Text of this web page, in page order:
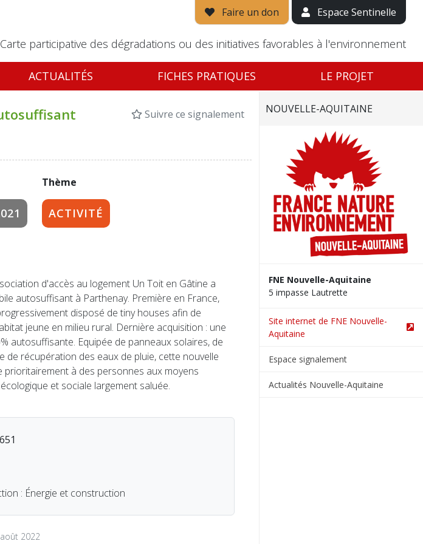
Faire un don Espace Sentinelle
Carte participative des dégradations ou des initiatives favorables à l'environnement
ACTUALITÉS FICHES PRATIQUES LE PROJET
Suivre ce signalement
Thème
ACTIVITÉ
d'accès au logement Un Toit en Gâtine a
autosuffisant à Parthenay. Première en France,
disposé de tiny houses afin de
jeune en milieu rural. Dernière acquisition : une
autosuffisante. Equipée de panneaux solaires, de
de récupération des eaux de pluie, cette nouvelle
prioritairement à des personnes aux moyens
et sociale largement saluée.
: Énergie et construction
2022
NOUVELLE-AQUITAINE
FNE Nouvelle-Aquitaine
5 impasse Lautrette
Site internet de FNE Nouvelle-
Aquitaine
Espace signalement
Actualités Nouvelle-Aquitaine